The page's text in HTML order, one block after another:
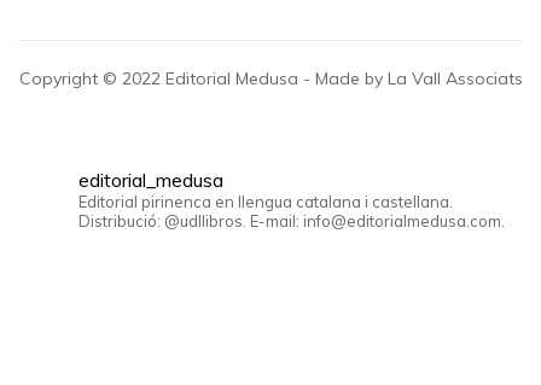
Copyright © 2022 Editorial Medusa - Made by La Vall Associats
editorial_medusa
Editorial pirinenca en llengua catalana i castellana.
Distribució: @udllibros. E-mail: info@editorialmedusa.com.